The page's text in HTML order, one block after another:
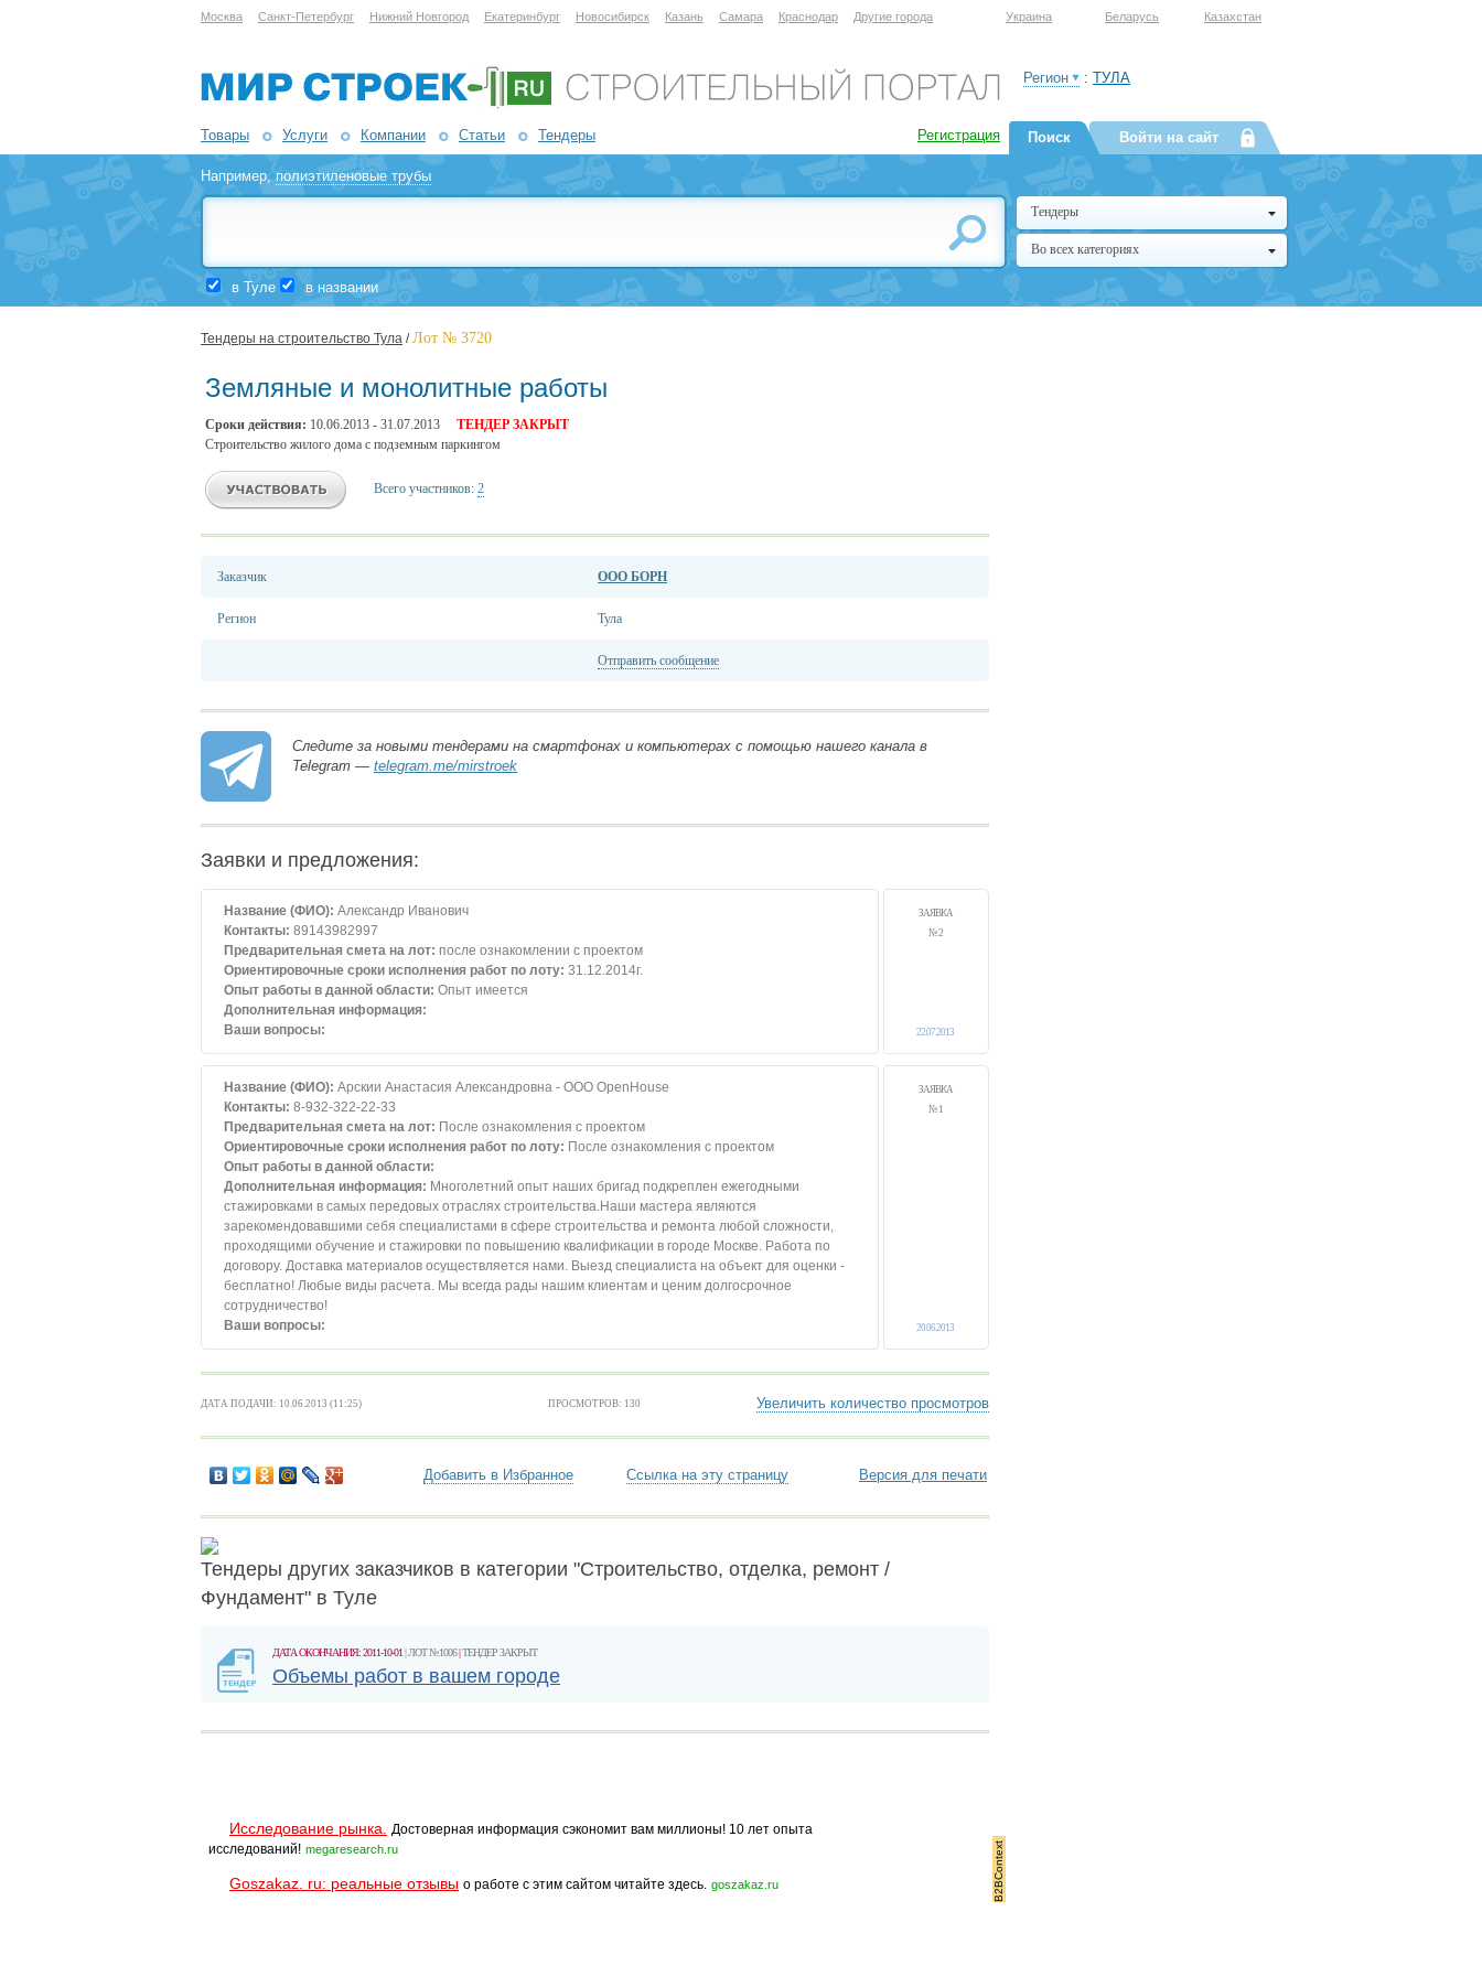
Москва Санкт-Петербург Нижний Новгород Екатеринбург Новосибирск Казань Самара Краснодар Другие города Украина Беларусь Казахстан
Товары Услуги Компании Статьи Тендеры Регистрация
Регион : ТУЛА
Например,полиэтиленовые трубы
в Туле в названии
Поиск Войти на сайт
Тендеры
Во всех категориях
Тендеры на строительство Тула /Лот № 3720
Земляные и монолитные работы
Сроки действия: 10.06.2013 - 31.07.2013
ТЕНДЕР ЗАКРЫТ
Строительство жилого дома с подземным паркингом
Всего участников: 2
Заказчик ООО БОРН
Регион Тула
Отправить сообщение
Следите за новыми тендерами на смартфонах и компьютерах с помощью нашего канала в
Telegram — telegram.me/mirstroek
Заявки и предложения:
Название (ФИО): Александр Иванович
Контакты: 89143982997
Предварительная смета на лот: после ознакомлении с проектом
Ориентировочные сроки исполнения работ по лоту: 31.12.2014г.
Опыт работы в данной области: Опыт имеется
Дополнительная информация:
Ваши вопросы:
ЗАЯВКА
№ 2
22.07.2013
Название (ФИО): Арскии Анастасия Александровна - OOO OpenHouse
Контакты: 8-932-322-22-33
Предварительная смета на лот: После ознакомления с проектом
Ориентировочные сроки исполнения работ по лоту: После ознакомления с проектом
Опыт работы в данной области:
Дополнительная информация: Многолетний опыт наших бригад подкреплен ежегодными
стажировками в самых передовых отраслях строительства.Наши мастера являются
зарекомендовавшими себя специалистами в сфере строительства и ремонта любой сложности,
проходящими обучение и стажировки по повышению квалификации в городе Москве. Работа по
договору. Доставка материалов осуществляется нами. Выезд специалиста на объект для оценки -
бесплатно! Любые виды расчета. Мы всегда рады нашим клиентам и ценим долгосрочное
сотрудничество!
Ваши вопросы:
ЗАЯВКА
№ 1
20.06.2013
ДАТА ПОДАЧИ: 10.06.2013 (11:25) ПРОСМОТРОВ: 130 Увеличить количество просмотров
Добавить в Избранное Ссылка на эту страницу Версия для печати
Тендеры других заказчиков в категории "Строительство, отделка, ремонт /
Фундамент" в Туле
ДАТА ОКОНЧАНИЯ: 2011-10-01 | ЛОТ №1006|ТЕНДЕР ЗАКРЫТ
Объемы работ в вашем городе
Исследование рынка.
Достоверная информация сэкономит вам миллионы! 10 лет опыта
исследований! megaresearch.ru
Goszakaz. ru: реальные отзывы о работе с этим сайтом читайте здесь. goszakaz.ru